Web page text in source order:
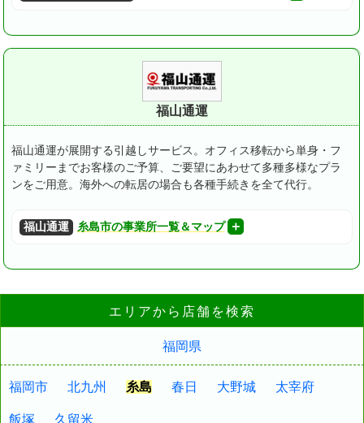
福山通運
福山通運が展開する引越しサービス。オフィス移転から単身・フ
ァミリーまでお客様のご予算、ご要望にあわせて多種多様なプラ
ンをご用意。海外への転居の場合も各種手続きを全て代行。
福山通運 糸島市の事業所一覧＆マップ
エリアから店舗を検索
福岡県
福岡市 北九州 糸島 春日 大野城 太宰府
飯塚 久留米